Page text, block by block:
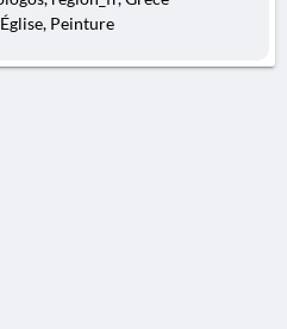
Peinture